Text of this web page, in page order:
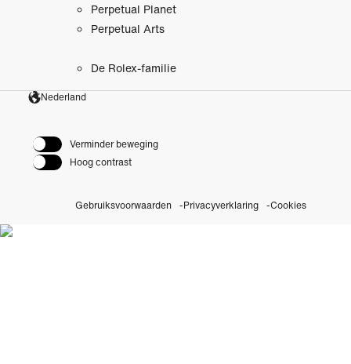
Perpetual Planet
Perpetual Arts
De Rolex-familie
Nederland
Verminder beweging
Hoog contrast
Gebruiksvoorwaarden Privacyverklaring Cookies